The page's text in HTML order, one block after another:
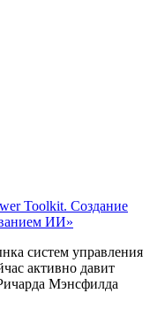
Toolkit. Создание
ИИ»
систем управления
активно давит
Мэнсфилда